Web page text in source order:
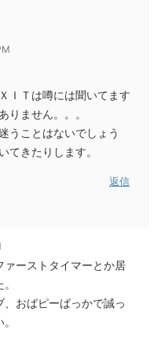
ＩＴは噂には聞いてます
りません。。。
うことはないでしょう
てきたりします。
返信
ーストタイマーとか居
おばピーばっかで誠っ